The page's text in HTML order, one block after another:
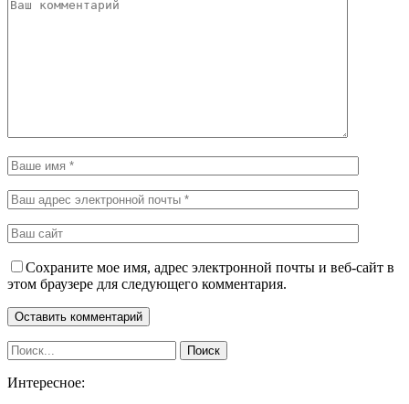
Сохраните мое имя, адрес электронной почты и веб-сайт в
этом браузере для следующего комментария.
Интересное: